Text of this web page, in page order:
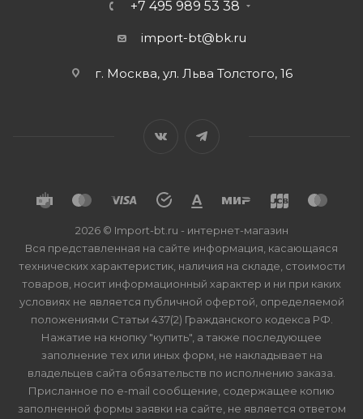
+7 495 989 53 38
import-bt@bk.ru
г. Москва, ул. Льва Толстого, 16
2026 © Import-bt.ru - интернет-магазин
Вся представленная на сайте информация, касающаяся
технических характеристик, наличия на складе, стоимости
товаров, носит информационный характер и ни при каких
условиях не является публичной офертой, определяемой
положениями Статьи 437(2) Гражданского кодекса РФ.
Нажатие на кнопку "купить", а также последующее
заполнение тех или иных форм, не накладывает на
владельцев сайта обязательств по исполнению заказа.
Присланное по e-mail сообщение, содержащее копию
заполненной формы заявки на сайте, не является ответом